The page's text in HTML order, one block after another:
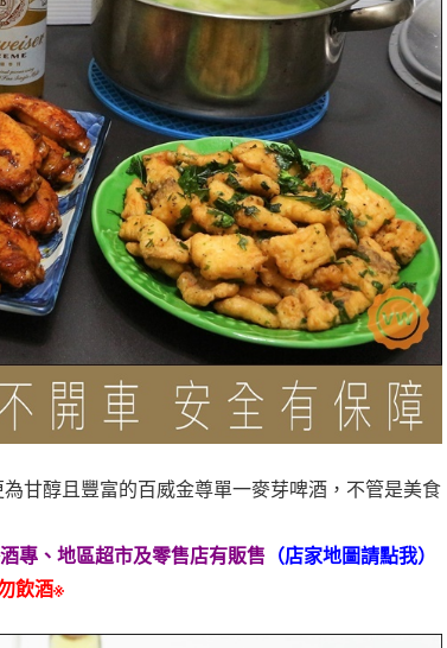
甘醇且豐富的百威金尊單一麥芽啤酒，不管是美食
專、 地區超市及零售店有販售 （店家地圖請點我）
飲酒※